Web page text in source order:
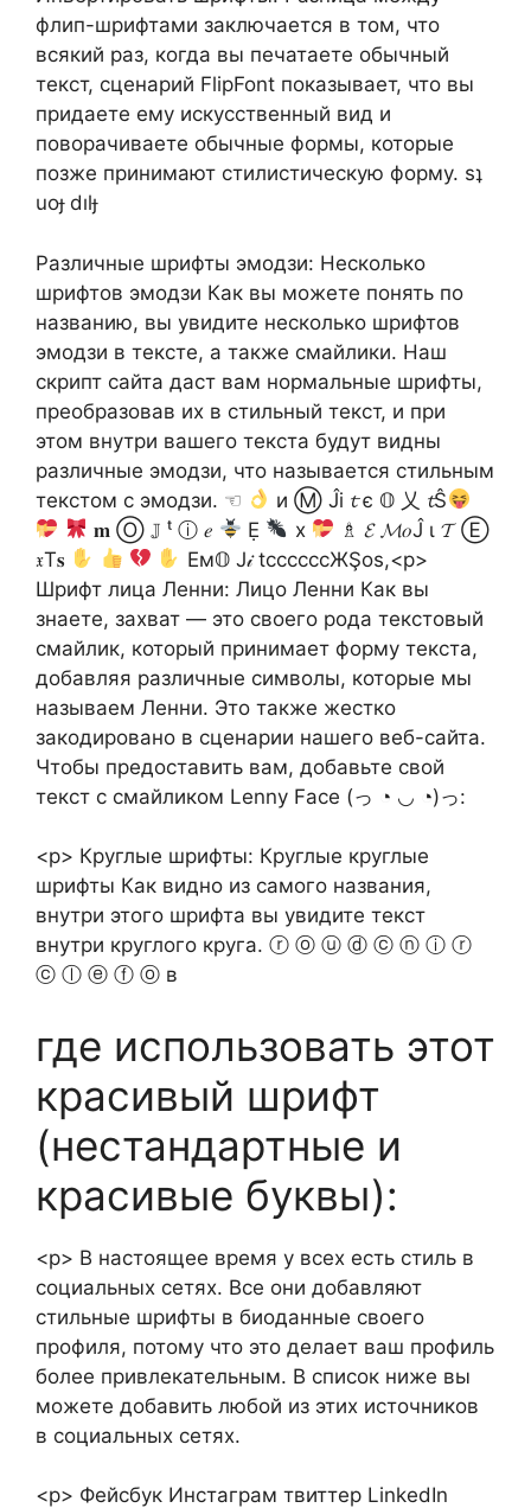
флип-шрифтами заключается в том, что
всякий раз, когда вы печатаете обычный
текст, сценарий FlipFont показывает, что вы
придаете ему искусственный вид и
поворачиваете обычные формы, которые
позже принимают стилистическую форму. sʇ
uoɟ dılɟ
Различные шрифты эмодзи: Несколько
шрифтов эмодзи Как вы можете понять по
названию, вы увидите несколько шрифтов
эмодзи в тексте, а также смайлики. Наш
скрипт сайта даст вам нормальные шрифты,
преобразовав их в стильный текст, и при
этом внутри вашего текста будут видны
различные эмодзи, что называется стильным
текстом с эмодзи. ☜
и Ⓜ Ĵi 𝓽 є 𝕆 乂 𝓽Ŝ
𝐦 Ⓞ 𝕁 ᵗ ⓘ 𝑒
Ẹ х
♗ 𝓔 𝓜𝑜Ĵ ι 𝓣 Ⓔ
𝔵T𝐬
Eм𝕆 J𝒾 tccccccЖŞos,<р>
Шрифт лица Ленни: Лицо Ленни Как вы
знаете, захват — это своего рода текстовый
смайлик, который принимает форму текста,
добавляя различные символы, которые мы
называем Ленни. Это также жестко
закодировано в сценарии нашего веб-сайта.
Чтобы предоставить вам, добавьте свой
текст с смайликом Lenny Face (っ ◔ ◡ ◔)っ:
<р> Круглые шрифты: Круглые круглые
шрифты Как видно из самого названия,
внутри этого шрифта вы увидите текст
внутри круглого круга. ⓡ ⓞ ⓤ ⓓ ⓒ ⓝ ⓘ ⓡ
ⓒ ⓛ ⓔ ⓕ ⓞ в
где использовать этот
красивый шрифт
(нестандартные и
красивые буквы):
<р> В настоящее время у всех есть стиль в
социальных сетях. Все они добавляют
стильные шрифты в биоданные своего
профиля, потому что это делает ваш профиль
более привлекательным. В список ниже вы
можете добавить любой из этих источников
в социальных сетях.
<р> Фейсбук Инстаграм твиттер LinkedIn